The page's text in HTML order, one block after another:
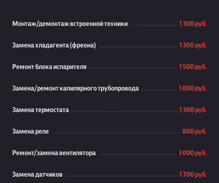
Монтаж/демонтаж встроенной техники 1 300 руб.
Замена хладагента (фреона) 1 300 руб.
Ремонт блока испарителя 1 500 руб.
Замена/ремонт капилярного трубопровода 1 800 руб.
Замена термостата 1 300 руб.
Замена реле 800 руб.
Ремонт/замена вентилятора 1 000 руб.
Замена датчиков 1 700 руб.